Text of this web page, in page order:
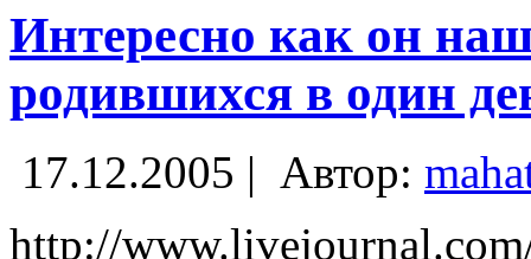
Интересно как он
родившихся в один
17.12.2005 | Автор:
http://